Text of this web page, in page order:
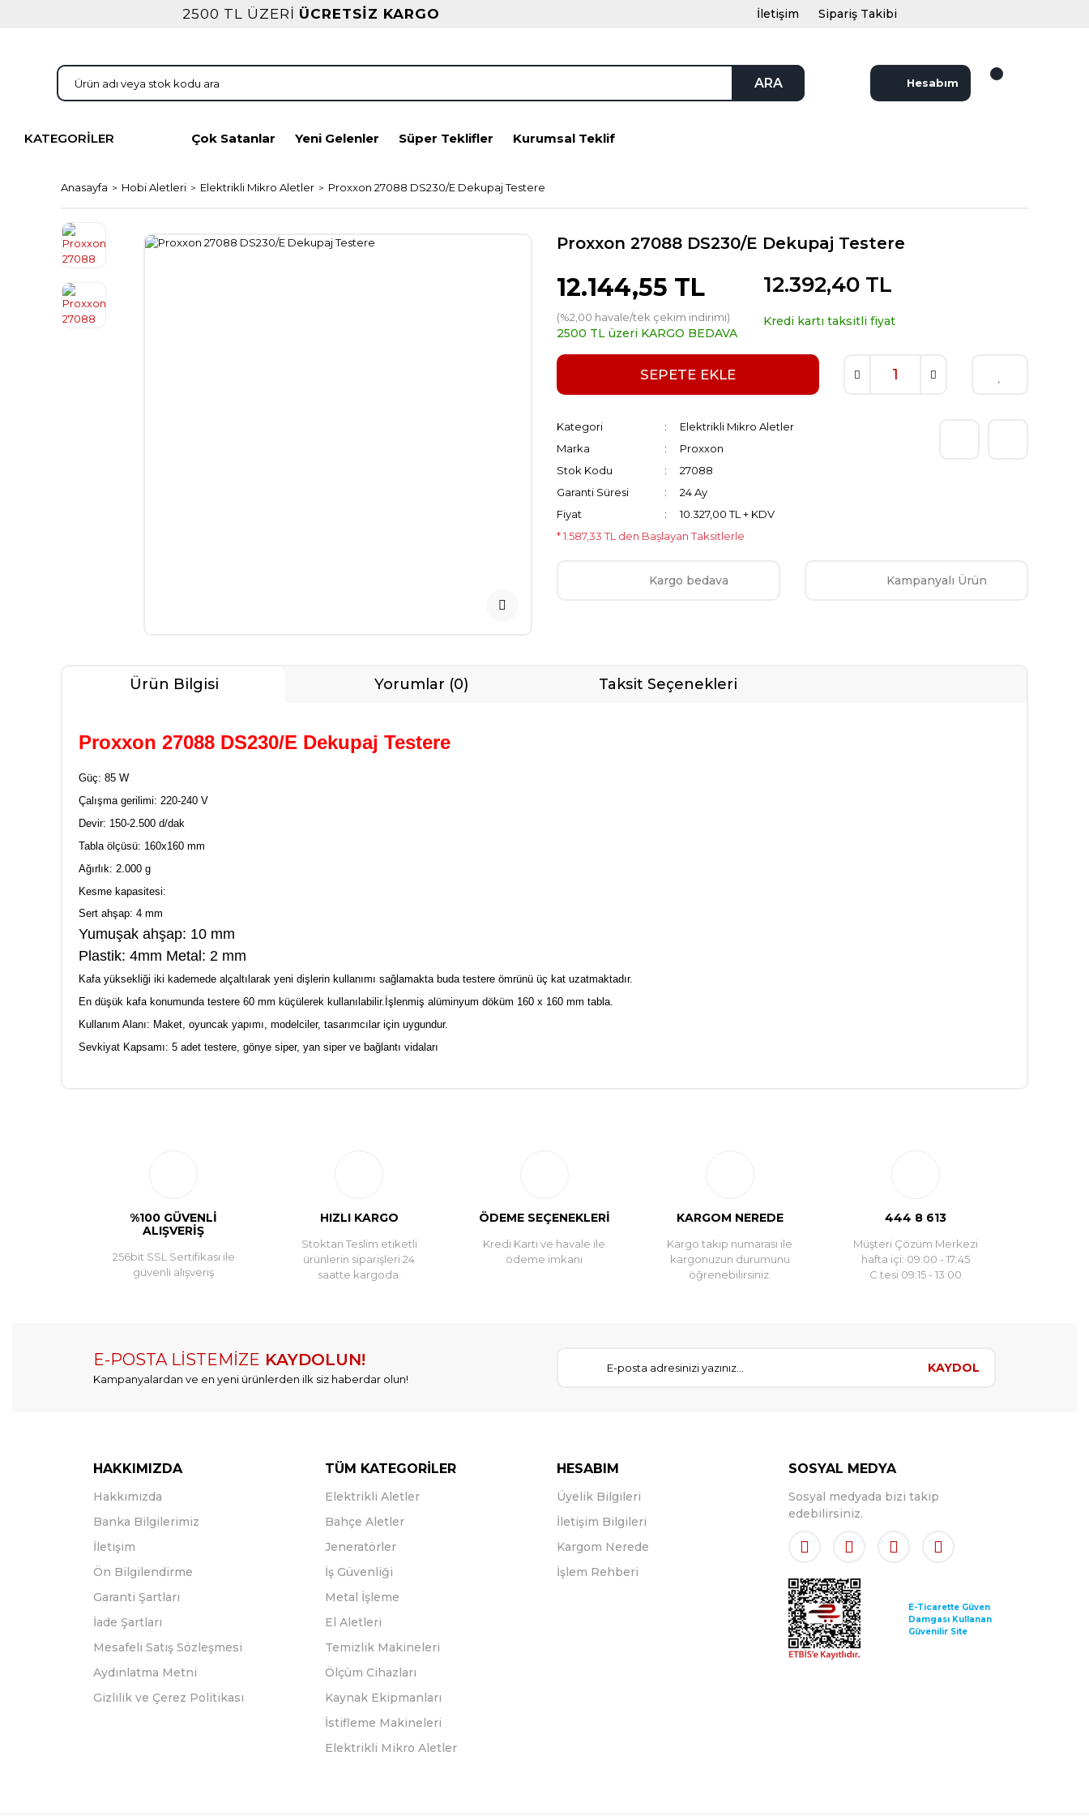
2500 TL ÜZERİ ÜCRETSİZ KARGO İletişim Sipariş Takibi
ARA Hesabım
KATEGORİLER Çok Satanlar Yeni Gelenler Süper Teklifler Kurumsal Teklif
Anasayfa Hobi Aletleri Elektrikli Mikro Aletler Proxxon 27088 DS230/E Dekupaj Testere
Proxxon 27088 DS230/E Dekupaj Testere
12.144,55 TL
(%2,00 havale/tek çekim indirimi)
2500 TL üzeri KARGO BEDAVA
12.392,40 TL
Kredi kartı taksitli fiyat
SEPETE EKLE
Kategori
Elektrikli Mikro Aletler
Marka
Proxxon
Stok Kodu
27088
Garanti Süresi
24 Ay
Fiyat
10.327,00 TL + KDV
* 1.587,33 TL den Başlayan Taksitlerle
Kargo bedava Kampanyalı Ürün
Ürün Bilgisi Yorumlar (0) Taksit Seçenekleri
Proxxon 27088 DS230/E Dekupaj Testere
Güç: 85 W
Çalışma gerilimi: 220-240 V
Devir: 150-2.500 d/dak
Tabla ölçüsü: 160x160 mm
Ağırlık: 2.000 g
Kesme kapasitesi:
Sert ahşap: 4 mm
Yumuşak ahşap: 10 mm
Plastik: 4mm Metal: 2 mm
Kafa yüksekliği iki kademede alçaltılarak yeni dişlerin kullanımı sağlamakta buda testere ömrünü üç kat uzatmaktadır.
En düşük kafa konumunda testere 60 mm küçülerek kullanılabilir.İşlenmiş alüminyum döküm 160 x 160 mm tabla.
Kullanım Alanı: Maket, oyuncak yapımı, modelciler, tasarımcılar için uygundur.
Sevkiyat Kapsamı: 5 adet testere, gönye siper, yan siper ve bağlantı vidaları
%100 GÜVENLİ
ALIŞVERİŞ
256bit SSL Sertifikası ile
güvenli alışveriş
HIZLI KARGO
Stoktan Teslim etiketli
ürünlerin siparişleri 24
saatte kargoda.
ÖDEME SEÇENEKLERİ
Kredi Kartı ve havale ile
ödeme imkanı
KARGOM NEREDE
Kargo takip numarası ile
kargonuzun durumunu
öğrenebilirsiniz.
444 8 613
Müşteri Çözüm Merkezi
hafta içi: 09:00 - 17:45
C.tesi 09:15 - 13:00
E-POSTA LİSTEMİZE KAYDOLUN!
Kampanyalardan ve en yeni ürünlerden ilk siz haberdar olun!
KAYDOL
HAKKIMIZDA
Hakkımızda
Banka Bilgilerimiz
İletişim
Ön Bilgilendirme
Garanti Şartları
İade Şartları
Mesafeli Satış Sözleşmesi
Aydınlatma Metni
Gizlilik ve Çerez Politikası
TÜM KATEGORİLER
Elektrikli Aletler
Bahçe Aletler
Jeneratörler
İş Güvenliği
Metal İşleme
El Aletleri
Temizlik Makineleri
Ölçüm Cihazları
Kaynak Ekipmanları
İstifleme Makineleri
Elektrikli Mikro Aletler
HESABIM
Üyelik Bilgileri
İletişim Bilgileri
Kargom Nerede
İşlem Rehberi
SOSYAL MEDYA
Sosyal medyada bizi takip
edebilirsiniz.
E-Ticarette Güven
Damgası Kullanan
Güvenilir Site